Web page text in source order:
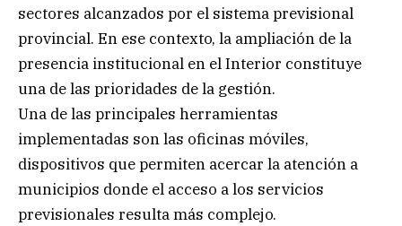
sectores alcanzados por el sistema previsional
provincial. En ese contexto, la ampliación de la
presencia institucional en el Interior constituye
una de las prioridades de la gestión.
Una de las principales herramientas
implementadas son las oficinas móviles,
dispositivos que permiten acercar la atención a
municipios donde el acceso a los servicios
previsionales resulta más complejo.